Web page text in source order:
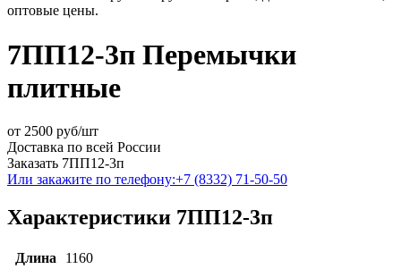
оптовые цены.
7ПП12-3п Перемычки
плитные
от 2500 руб/шт
Доставка по всей России
Заказать 7ПП12-3п
Или закажите по телефону:+7 (8332) 71-50-50
Характеристики 7ПП12-3п
Длина
1160